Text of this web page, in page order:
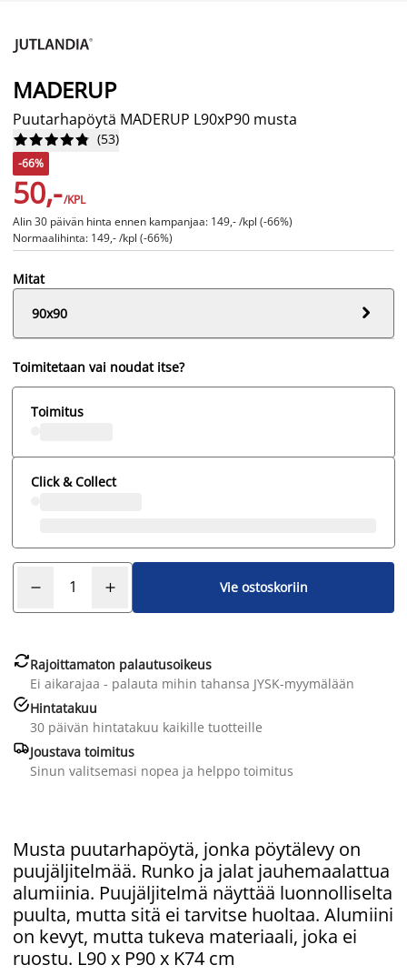
MADERUP
Puutarhapöytä MADERUP L90xP90 musta





 (53)
-66%
50,-/KPL
Alin 30 päivän hinta ennen kampanjaa: 149,- /kpl (-66%)
Normaalihinta: 149,- /kpl (-66%)
Mitat
90x90

Toimitetaan vai noudat itse?
Toimitus
Click & Collect
Vie ostoskoriin
Rajoittamaton palautusoikeus
Ei aikarajaa - palauta mihin tahansa JYSK-myymälään
Hintatakuu
30 päivän hintatakuu kaikille tuotteille
Joustava toimitus
Sinun valitsemasi nopea ja helppo toimitus
Musta puutarhapöytä, jonka pöytälevy on
puujäljitelmää. Runko ja jalat jauhemaalattua
alumiinia. Puujäljitelmä näyttää luonnolliselta
puulta, mutta sitä ei tarvitse huoltaa. Alumiini
on kevyt, mutta tukeva materiaali, joka ei
ruostu. L90 x P90 x K74 cm